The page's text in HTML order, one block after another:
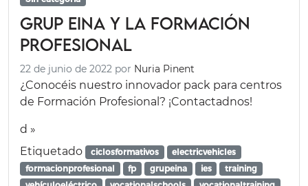
Grup Eina y la Formación
Profesional
22 de junio de 2022 por Nuria Pinent
¿Conocéis nuestro innovador pack para centros
de Formación Profesional? ¡Contactadnos!
d »
Etiquetado
ciclosformativos
electricvehicles
formacionprofesional
fp grupeina ies
training